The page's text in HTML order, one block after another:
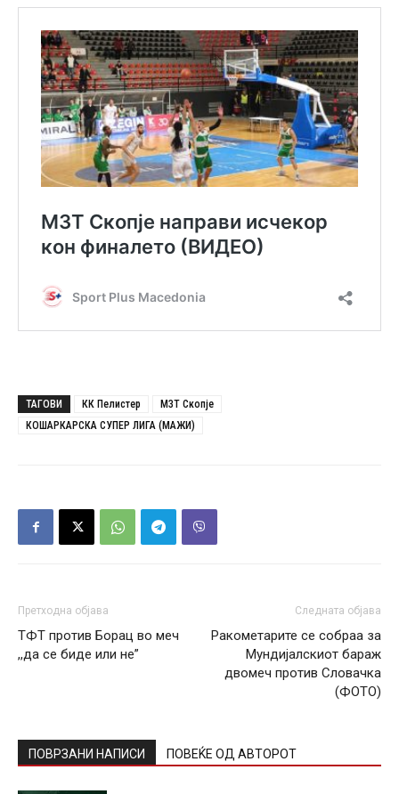
ТАГОВИ КК Пелистер
МЗТ Скопје
КОШАРКАРСКА СУПЕР ЛИГА (МАЖИ)
Претходна објава
ТФТ против Борац во меч
,,да се биде или не”
Следната објава
Ракометарите се собраа за
Мундијалскиот бараж
двомеч против Словачка
(ФОТО)
ПОВРЗАНИ НАПИСИ ПОВЕЌЕ ОД АВТОРОТ